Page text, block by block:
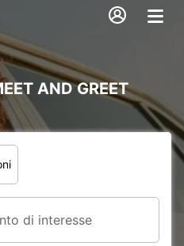
AND GREET